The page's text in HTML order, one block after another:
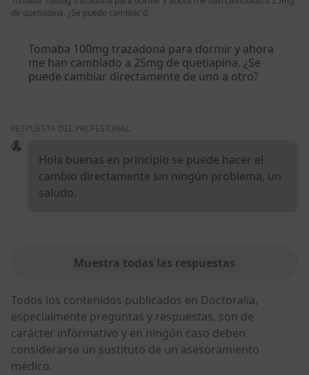
de quetiapina. ¿Se puede cambiar d
Tomaba 100mg trazadona para dormir y ahora
me han cambiado a 25mg de quetiapina. ¿Se
puede cambiar directamente de uno a otro?
RESPUESTA DEL PROFESIONAL:
Hola buenas en principio se puede hacer el
cambio directamente sin ningún problema, un
saludo.
Muestra todas las respuestas
Todos los contenidos publicados en Doctoralia,
especialmente preguntas y respuestas, son de
carácter informativo y en ningún caso deben
considerarse un sustituto de un asesoramiento
médico.